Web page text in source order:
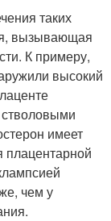
таких
вызывающая
К примеру,
высокий
имеет
чем у